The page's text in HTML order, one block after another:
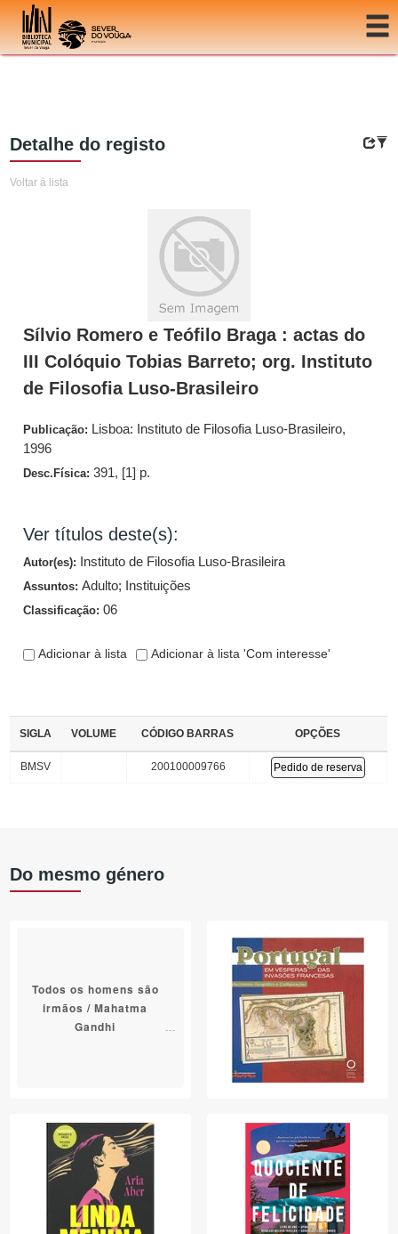
Ir para o conteúdo
Detalhe do registo
Voltar à lista
Sílvio Romero e Teófilo Braga : actas do
III Colóquio Tobias Barreto; org. Instituto
de Filosofia Luso-Brasileiro
Publicação: Lisboa: Instituto de Filosofia Luso-Brasileiro,
1996
Desc.Física:391, [1] p.
Ver títulos deste(s):
Autor(es): Instituto de Filosofia Luso-Brasileira
Assuntos:Adulto; Instituições
Classificação:06
Adicionar à lista Adicionar à lista 'Com interesse'
SIGLA VOLUME CÓDIGO BARRAS OPÇÕES
BMSV 200100009766 Pedido de reserva
Do mesmo género
Todos os homens são
irmãos / Mahatma
Gandhi